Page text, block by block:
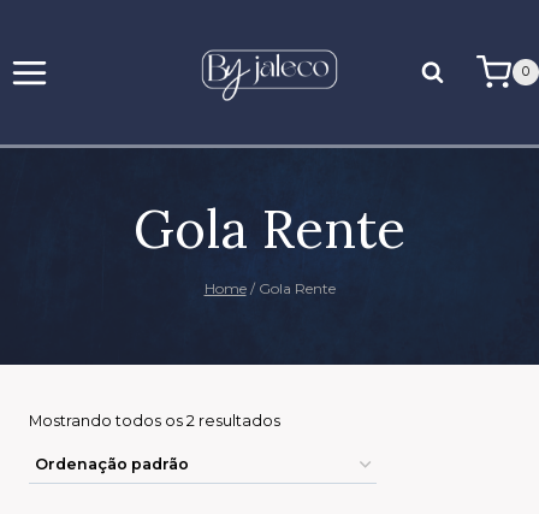
0
Gola Rente
Home / Gola Rente
Mostrando todos os 2 resultados